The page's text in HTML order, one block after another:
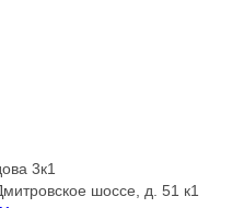
3к1
шоссе, д. 51 к1